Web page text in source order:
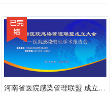
河南省医院感染管理联盟 成立大会 点播